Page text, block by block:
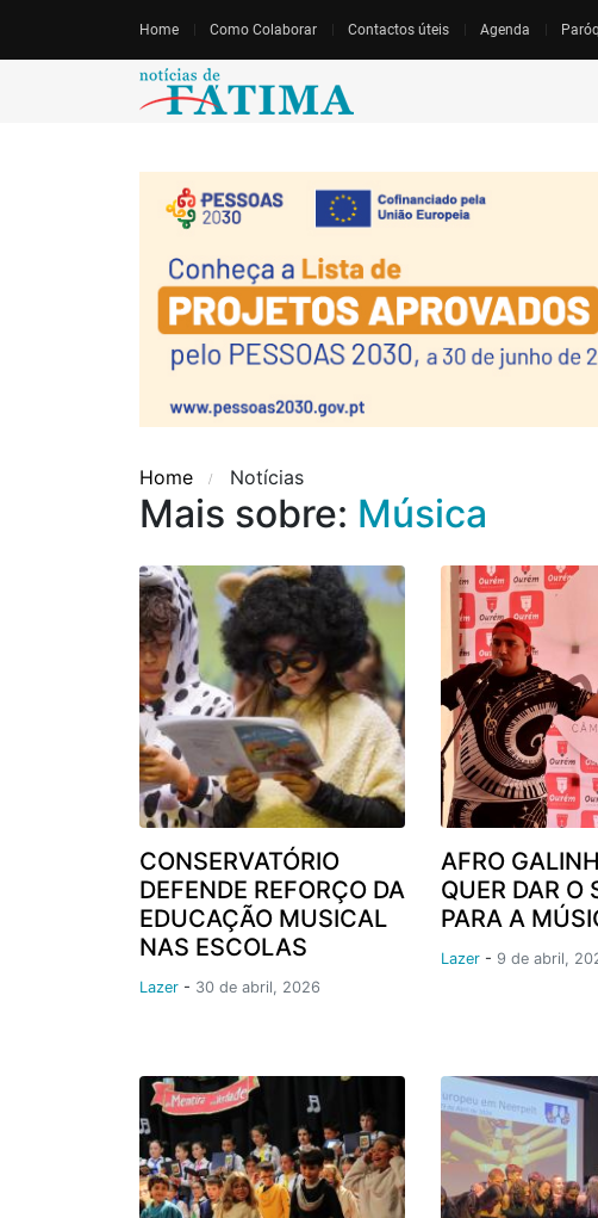
Home Como Colaborar Contactos úteis Agenda
Home Notícias
Mais sobre: Música
CONSERVATÓRIO
DEFENDE REFORÇO DA
EDUCAÇÃO MUSICAL
NAS ESCOLAS
Lazer - 30 de abril, 2026
AFRO
QUER DAR O
PARA A
Lazer - 9 de abril,